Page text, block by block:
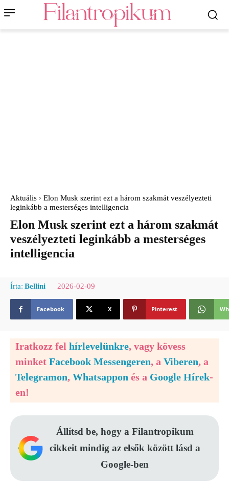
Aktuális
Elon Musk szerint ezt a három szakmát veszélyezteti
leginkább a mesterséges intelligencia
Elon Musk szerint ezt a három szakmát
veszélyezteti leginkább a mesterséges
intelligencia
Írta: Bellini 2026-02-09
Facebook X Pinterest
Iratkozz fel hírlevelünkre, vagy kövess
minket Facebook Messengeren, a Viberen, a
Telegramon, Whatsappon és a Google Hírek-
en!
Állítsd be, hogy a Filantropikum
cikkeit mindig az elsők között lásd a
Google-ben